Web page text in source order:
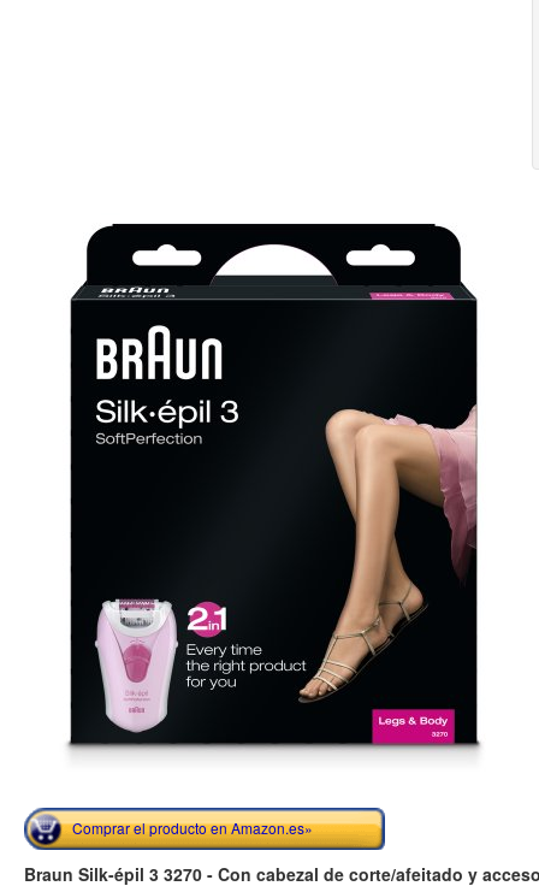
Comprar el producto en Amazon.es»
Braun Silk-épil 3 3270 - Con cabezal de corte/afeitado y